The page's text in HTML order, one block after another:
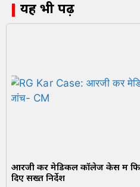
यह भी पढ़ें
आरजी कर मेडिकल कॉलेज केस में फिर
दिए सख्त निर्देश